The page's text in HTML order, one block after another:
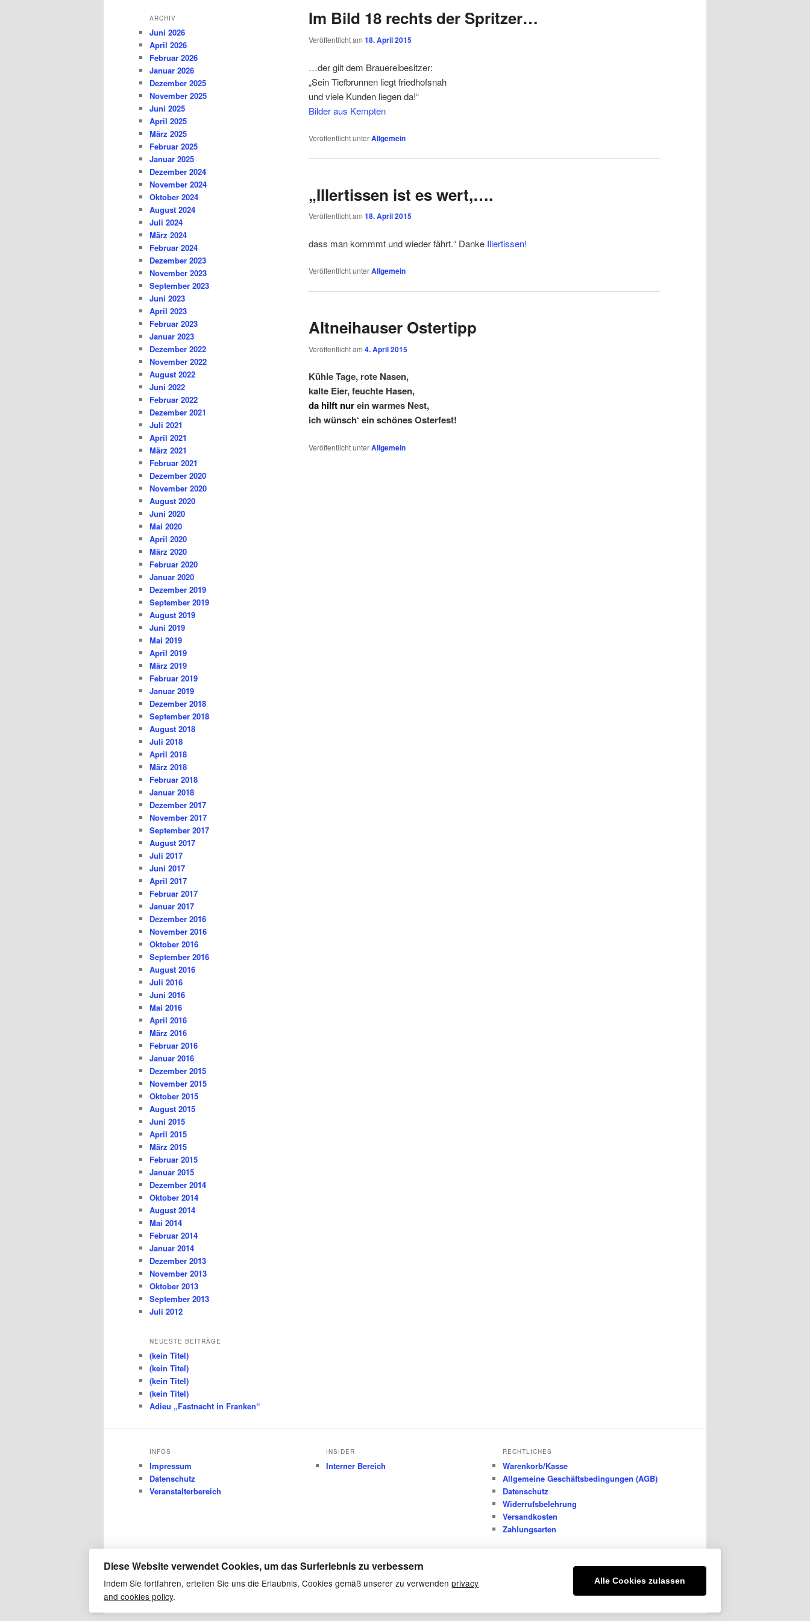
Im Bild 18 rechts der Spritzer…
Veröffentlicht am 18. April 2015
…der gilt dem Brauereibesitzer:
„Sein Tiefbrunnen liegt friedhofsnah
und viele Kunden liegen da!“
Bilder aus Kempten
Veröffentlicht unterAllgemein
„Illertissen ist es wert,….
Veröffentlicht am 18. April 2015
dass man kommmt und wieder fährt.“ Danke Illertissen!
Veröffentlicht unterAllgemein
Altneihauser Ostertipp
Veröffentlicht am 4. April 2015
Kühle Tage, rote Nasen,
kalte Eier, feuchte Hasen,
da hilft nurein warmes Nest,
ich wünsch‘ ein schönes Osterfest!
Veröffentlicht unterAllgemein
ARCHIV
Juni 2026
April 2026
Februar 2026
Januar 2026
Dezember 2025
November 2025
Juni 2025
April 2025
März 2025
Februar 2025
Januar 2025
Dezember 2024
November 2024
Oktober 2024
August 2024
Juli 2024
März 2024
Februar 2024
Dezember 2023
November 2023
September 2023
Juni 2023
April 2023
Februar 2023
Januar 2023
Dezember 2022
November 2022
August 2022
Juni 2022
Februar 2022
Dezember 2021
Juli 2021
April 2021
März 2021
Februar 2021
Dezember 2020
November 2020
August 2020
Juni 2020
Mai 2020
April 2020
März 2020
Februar 2020
Januar 2020
Dezember 2019
September 2019
August 2019
Juni 2019
Mai 2019
April 2019
März 2019
Februar 2019
Januar 2019
Dezember 2018
September 2018
August 2018
Juli 2018
April 2018
März 2018
Februar 2018
Januar 2018
Dezember 2017
November 2017
September 2017
August 2017
Juli 2017
Juni 2017
April 2017
Februar 2017
Januar 2017
Dezember 2016
November 2016
Oktober 2016
September 2016
August 2016
Juli 2016
Juni 2016
Mai 2016
April 2016
März 2016
Februar 2016
Januar 2016
Dezember 2015
November 2015
Oktober 2015
August 2015
Juni 2015
April 2015
März 2015
Februar 2015
Januar 2015
Dezember 2014
Oktober 2014
August 2014
Mai 2014
Februar 2014
Januar 2014
Dezember 2013
November 2013
Oktober 2013
September 2013
Juli 2012
NEUESTE BEITRÄGE
(kein Titel)
(kein Titel)
(kein Titel)
(kein Titel)
Adieu „Fastnacht in Franken“
INFOS
Impressum
Datenschutz
Veranstalterbereich
INSIDER
Interner Bereich
RECHTLICHES
Warenkorb/Kasse
Allgemeine Geschäftsbedingungen (AGB)
Datenschutz
Widerrufsbelehrung
Versandkosten
Zahlungsarten
Datenschutz Stolz präsentiert von WordPress
Diese Website verwendet Cookies, um das Surferlebnis zu verbessern
Indem Sie fortfahren, erteilen Sie uns die Erlaubnis, Cookies gemäß unserer zu verwenden privacy
and cookies policy.
Alle Cookies zulassen